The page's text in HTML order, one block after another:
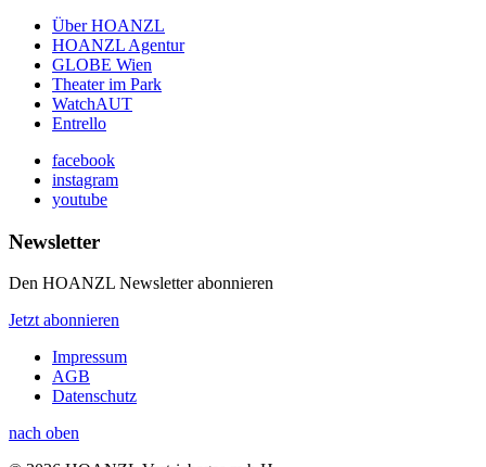
Über HOANZL
HOANZL Agentur
GLOBE Wien
Theater im Park
WatchAUT
Entrello
facebook
instagram
youtube
Newsletter
Den HOANZL Newsletter abonnieren
Jetzt abonnieren
Impressum
AGB
Datenschutz
nach oben